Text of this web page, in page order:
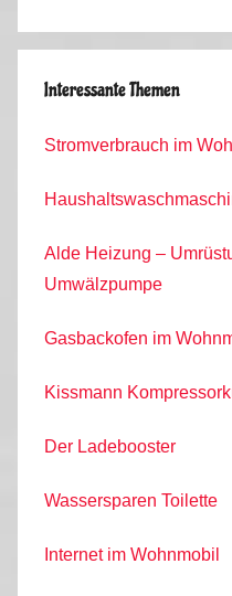
Interessante Themen
Stromverbrauch im
Alde Heizung –
Umwälzpumpe
Gasbackofen im
Kissmann
Der Ladebooster
Wassersparen Toilette
Internet im Wohnmobil